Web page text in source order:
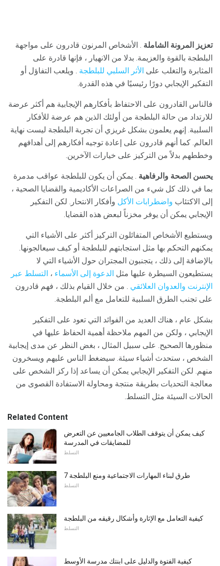
تعزيز المرونة الشاملة . الأشخاص المرنون قادرون على مواجهة
البلطجة بالقوة والعزيمة. بدلا من الانهيار ، فإنها قادرة على
المثابرة والتغلب على الأثر السلبي للبلطجة . ويلعب التفاؤل أو
التفكير الإيجابي دورًا رئيسيًا في هذه القدرة.
فالناس القادرون على الاحتفاظ بأفكارهم الإيجابية هم أكثر عرضة
للارتداد من حالة البلطجة من أولئك الذين هم عرضة للأفكار
السلبية. إنهم يعلمون بشكل غريزي أن تجربة البلطجة ليست نهاية
العالم. كما أنهم قادرون على إعادة توجيه أفكارهم إلى أهدافهم
وخططهم بدلاً من التركيز على خيارات الآخرين.
يحسن الصحة والرفاهية . يمكن أن يكون للبلطجة عواقب مدمرة
بما في ذلك كل شيء من الصراعات الأكاديمية والقضايا الصحية ،
إلى الاكتئاب واضطرابات الأكل وأفكار الانتحار. لكن التفكير
الإيجابي يمكن أن يوفر مخزناً لبعض هذه القضايا.
ويستطيع الأشخاص المتفائلون التركيز أكثر على الأشياء التي
يمكنهم التحكم بها مثل استجابتهم للبلطجة أو كيف سيعالجونها.
بالإضافة إلى ذلك ، يتجنبون المجتران حول الأشياء التي لا
يستطيعون السيطرة عليها مثل الدعوة إلى الأسماء ، التسلط عبر
الإنترنت والعدوان العلائقي . من خلال القيام بذلك ، فهم قادرون
على تجنب الطرق السلبية للتعامل مع ألم البلطجة.
بشكل عام ، هناك العديد من الفوائد التي تعود على التفكير
الإيجابي ، ولكن من المهم ملاحظة أهمية الحفاظ عليها في
منظورها الصحيح. على سبيل المثال ، بغض النظر عن مدى إيجابية
الشخص ، ستحدث أشياء سيئة. سيضغط الناس عليهم ويسخرون
منهم. لكن التفكير الإيجابي يمكن أن يساعد إذا ركز الشخص على
معالجة التحديات بطريقة منتجة ومحاولة الاستفادة القصوى من
الحالات السيئة مثل التسلط.
Related Content
كيف يمكن أن يتوقف الطلاب الجامعيين عن التعرض
للمضايقات في المدرسة
التسلط
7 طرق لبناء المهارات الاجتماعية ومنع البلطجة
التسلط
كيفية التعامل مع الإثارة وأشكال رقيقه من البلطجة
التسلط
كيفية الفتوة والدليل على ابنتك مدرسة الأوسط